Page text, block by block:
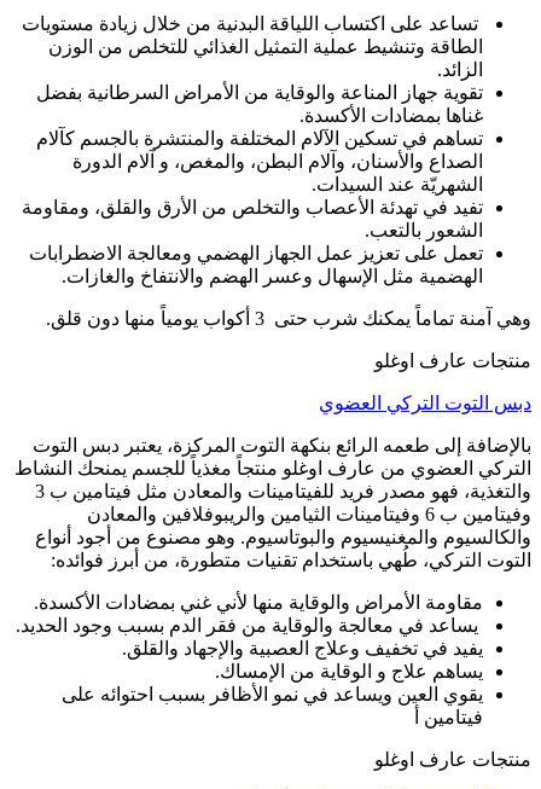
تساعد على اكتساب اللياقة البدنية من خلال زيادة مستويات
الطاقة وتنشيط عملية التمثيل الغذائي للتخلص من الوزن
الزائد.
تقوية جهاز المناعة والوقاية من الأمراض السرطانية بفضل
غناها بمضادات الأكسدة.
تساهم في تسكين الآلام المختلفة والمنتشرة بالجسم كآلام
الصداع والأسنان، وآلام البطن، والمغص، و آلام الدورة
الشهريّة عند السيدات.
تفيد في تهدئة الأعصاب والتخلص من الأرق والقلق، ومقاومة
الشعور بالتعب.
تعمل على تعزيز عمل الجهاز الهضمي ومعالجة الاضطرابات
الهضمية مثل الإسهال وعسر الهضم والانتفاخ والغازات.
وهي آمنة تماماً يمكنك شرب حتى 3 أكواب يومياً منها دون قلق.
منتجات عارف اوغلو
دبس التوت التركي العضوي
بالإضافة إلى طعمه الرائع بنكهة التوت المركزة، يعتبر دبس التوت
التركي العضوي من عارف اوغلو منتجاً مغذياً للجسم يمنحك النشاط
والتغذية، فهو مصدر فريد للفيتامينات والمعادن مثل فيتامين ب 3
وفيتامين ب 6 وفيتامينات الثيامين والريبوفلافين والمعادن
والكالسيوم والمغنيسيوم والبوتاسيوم. وهو مصنوع من أجود أنواع
التوت التركي، طُهي باستخدام تقنيات متطورة، من أبرز فوائده:
مقاومة الأمراض والوقاية منها لأني غني بمضادات الأكسدة.
يساعد في معالجة والوقاية من فقر الدم بسبب وجود الحديد.
يفيد في تخفيف وعلاج العصبية والإجهاد والقلق.
يساهم علاج و الوقاية من الإمساك.
يقوي العين ويساعد في نمو الأظافر بسبب احتوائه على
فيتامين أ
منتجات عارف اوغلو